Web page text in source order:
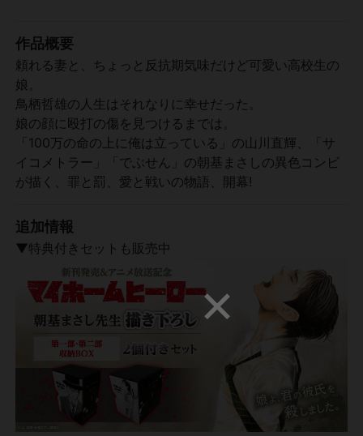
作品概要
頼れる妻と、ちょっと反抗期気味だけど可愛い高校生の
娘。
鳥栖哲雄の人生はそれなりに幸せだった。
娘の顔に殴打の傷を見つけるまでは。
「100万の命の上に俺は立っている」の山川直輝、「サ
イコメトラー」「でぶせん」の朝基まさしの異色コンビ
が描く、罪と罰、愛と戦いの物語、開幕!
追加情報
▼特典付きセットも販売中